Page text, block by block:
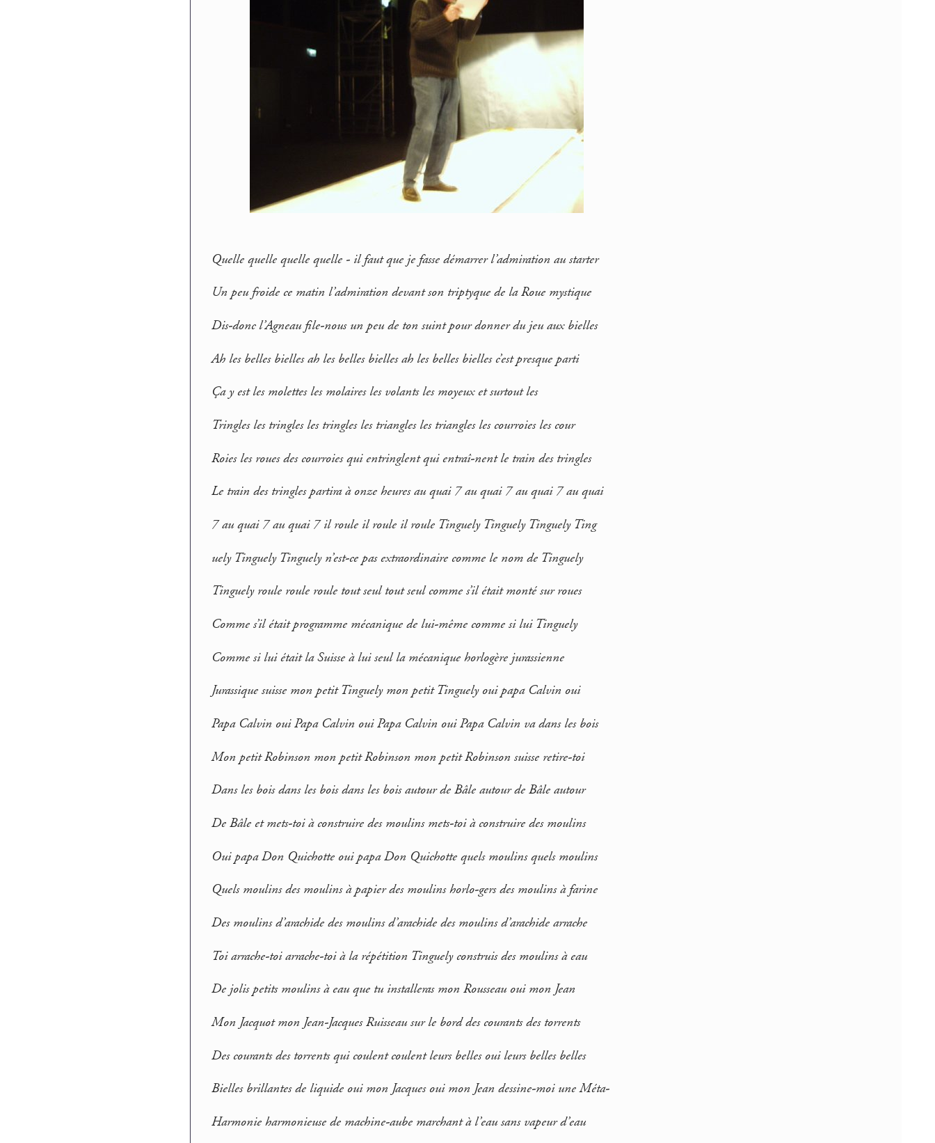
Quelle quelle quelle quelle - il faut que je fasse démarrer l’admiration au starter
Un peu froide ce matin l’admiration devant son triptyque de la Roue mystique
Dis-donc l’Agneau file-nous un peu de ton suint pour donner du jeu aux bielles
Ah les belles bielles ah les belles bielles ah les belles bielles c’est presque parti
Ça y est les molettes les molaires les volants les moyeux et surtout les
Tringles les tringles les tringles les triangles les triangles les courroies les cour
Roies les roues des courroies qui entringlent qui entraî-nent le train des tringles
Le train des tringles partira à onze heures au quai 7 au quai 7 au quai 7 au quai
7 au quai 7 au quai 7 il roule il roule il roule Tinguely Tinguely Tinguely Ting
uely Tinguely Tinguely n’est-ce pas extraordinaire comme le nom de Tinguely
Tinguely roule roule roule tout seul tout seul comme s’il était monté sur roues
Comme s’il était programme mécanique de lui-même comme si lui Tinguely
Comme si lui était la Suisse à lui seul la mécanique horlogère jurassienne
Jurassique suisse mon petit Tinguely mon petit Tinguely oui papa Calvin oui
Papa Calvin oui Papa Calvin oui Papa Calvin oui Papa Calvin va dans les bois
Mon petit Robinson mon petit Robinson mon petit Robinson suisse retire-toi
Dans les bois dans les bois dans les bois autour de Bâle autour de Bâle autour
De Bâle et mets-toi à construire des moulins mets-toi à construire des moulins
Oui papa Don Quichotte oui papa Don Quichotte quels moulins quels moulins
Quels moulins des moulins à papier des moulins horlo-gers des moulins à farine
Des moulins d’arachide des moulins d’arachide des moulins d’arachide arrache
Toi arrache-toi arrache-toi à la répétition Tinguely construis des moulins à eau
De jolis petits moulins à eau que tu installeras mon Rousseau oui mon Jean
Mon Jacquot mon Jean-Jacques Ruisseau sur le bord des courants des torrents
Des courants des torrents qui coulent coulent leurs belles oui leurs belles belles
Bielles brillantes de liquide oui mon Jacques oui mon Jean dessine-moi une Méta-
Harmonie harmonieuse de machine-aube marchant à l’eau sans vapeur d’eau